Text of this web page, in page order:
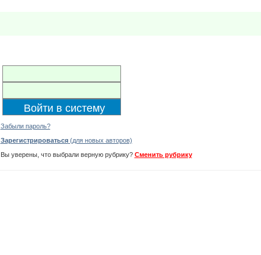
Забыли пароль?
Зарегистрироваться(для новых авторов)
Вы уверены, что выбрали верную рубрику? Сменить рубрику